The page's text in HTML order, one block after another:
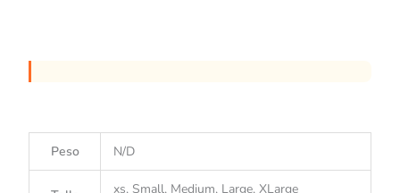
Peso N/D
xs, Small, Medium, Large, XLarge